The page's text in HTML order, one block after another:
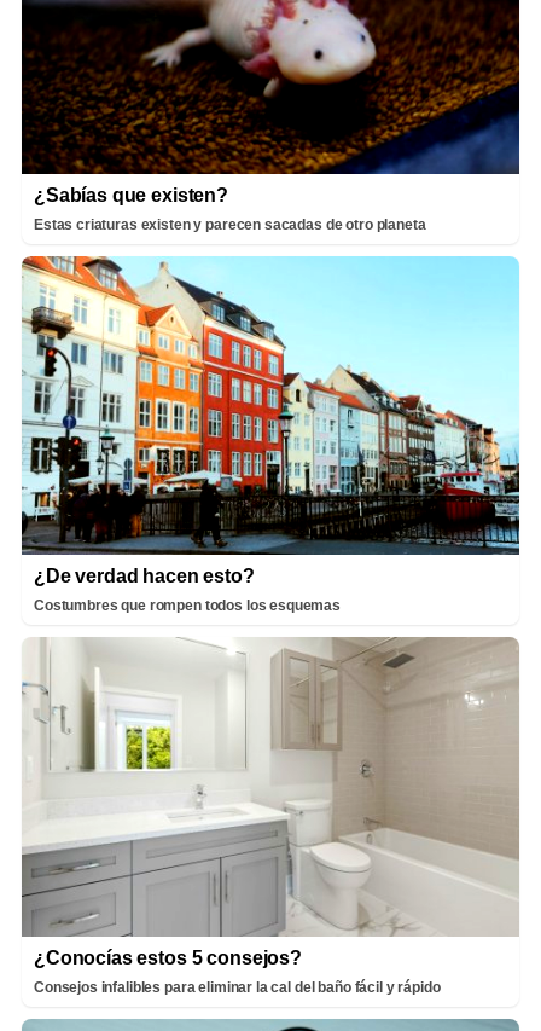
¿Sabías que existen?
Estas criaturas existen y parecen sacadas de otro planeta
¿De verdad hacen esto?
Costumbres que rompen todos los esquemas
¿Conocías estos 5 consejos?
Consejos infalibles para eliminar la cal del baño fácil y rápido